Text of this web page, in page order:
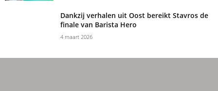
Dankzij verhalen uit Oost bereikt Stavros de
finale van Barista Hero
4 maart 2026